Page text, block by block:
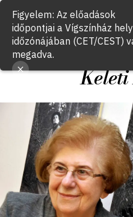
Jegyvásárlás
2016.
Figyelem: Az előadások
időpontjai a Vígszínház
időzónájában (CET/CEST)
megadva.